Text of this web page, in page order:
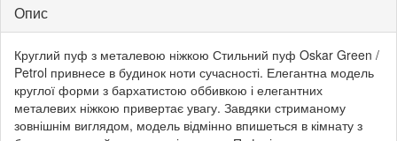
Опис
Круглий пуф з металевою ніжкою Стильний пуф Oskar Green /
Petrol привнесе в будинок ноти сучасності. Елегантна модель
круглої форми з бархатистою оббивкою і елегантних
металевих ніжкою привертає увагу. Завдяки стриманому
зовнішнім виглядом, модель відмінно впишеться в кімнату з